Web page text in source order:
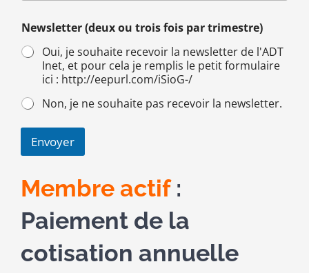
Newsletter (deux ou trois fois par trimestre)
Oui, je souhaite recevoir la newsletter de l'ADT
Inet, et pour cela je remplis le petit formulaire
ici : http://eepurl.com/iSioG-/
Non, je ne souhaite pas recevoir la newsletter.
Envoyer
Membre actif:
Paiement de la
cotisation annuelle